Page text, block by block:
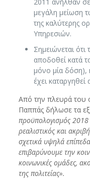
μεγάλη μείωση
της καλύτερης
Υπηρεσιών.
Σημειώνεται
αποδοθεί κατά
μόνο μία δόση),
έχει
Από την πλευρά του
Παππάς δήλωσε τα
προϋπολογισμός 2018
ρεαλιστικός και
σχετικά υψηλά
επιβαρύνουμε την
κοινωνικές ομάδες,
της πολιτείας».